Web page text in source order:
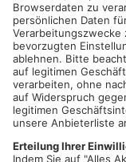
wiegen je knapp
der Bayernwerk Netz
Aschaffenburg und
tauscht der
Das Erdseil ist nicht
befestigt und dient
Glasfaserkabeln
Betriebsdaten
zukunftssicheren
Kreuzungen mit
Erdseil mit Hilfe